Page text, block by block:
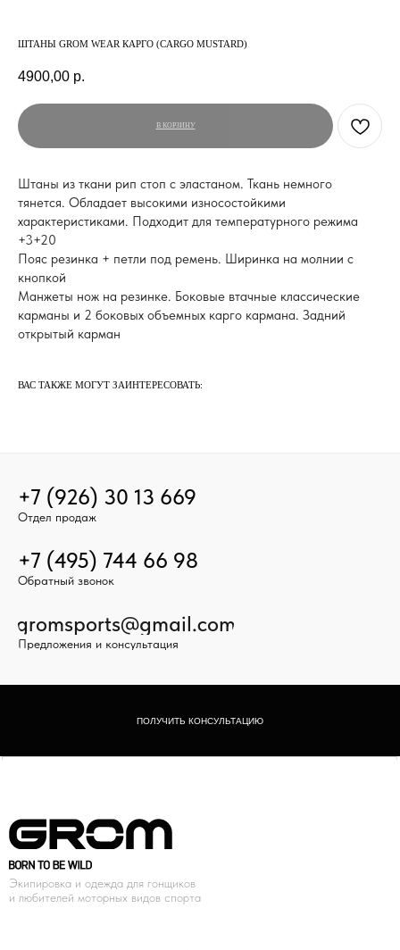
ШТАНЫ GROM WEAR КАРГО (CARGO MUSTARD)
4900,00 р.
В КОРЗИНУ
Штаны из ткани рип стоп с эластаном. Ткань немного
тянется. Обладает высокими износостойкими
характеристиками. Подходит для температурного режима
+3+20
Пояс резинка + петли под ремень. Ширинка на молнии с
кнопкой
Манжеты нож на резинке. Боковые втачные классические
карманы и 2 боковых объемных карго кармана. Задний
открытый карман
ВАС ТАКЖЕ МОГУТ ЗАИНТЕРЕСОВАТЬ:
+7 (495) 744 66 98
gromsports@gmail.com
Предложения и консультация
ПОЛУЧИТЬ КОНСУЛЬТАЦИЮ
+7 (926) 30 13 669
Отдел продаж
Обратный звонок
Экипировка и одежда для гонщиков
и любителей моторных видов спорта